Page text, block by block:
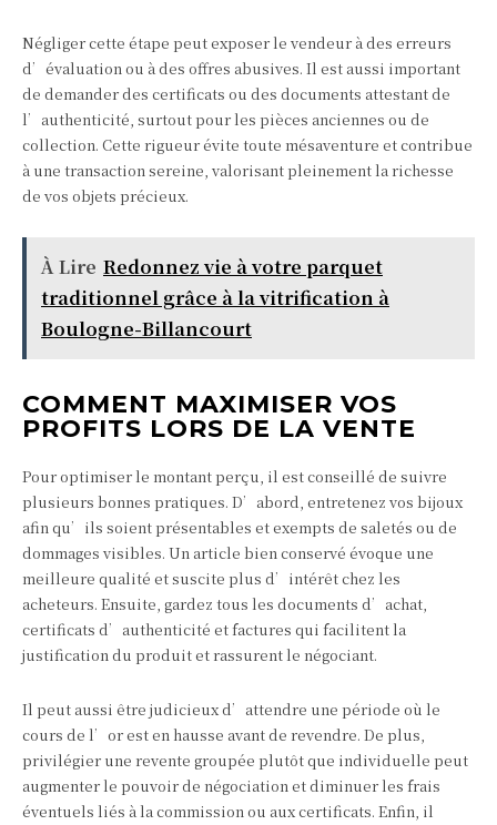
Négliger cette étape peut exposer le vendeur à des erreurs
d’évaluation ou à des offres abusives. Il est aussi important
de demander des certificats ou des documents attestant de
l’authenticité, surtout pour les pièces anciennes ou de
collection. Cette rigueur évite toute mésaventure et contribue
à une transaction sereine, valorisant pleinement la richesse
de vos objets précieux.
À Lire Redonnez vie à votre parquet
traditionnel grâce à la vitrification à
Boulogne-Billancourt
COMMENT MAXIMISER VOS
PROFITS LORS DE LA VENTE
Pour optimiser le montant perçu, il est conseillé de suivre
plusieurs bonnes pratiques. D’abord, entretenez vos bijoux
afin qu’ils soient présentables et exempts de saletés ou de
dommages visibles. Un article bien conservé évoque une
meilleure qualité et suscite plus d’intérêt chez les
acheteurs. Ensuite, gardez tous les documents d’achat,
certificats d’authenticité et factures qui facilitent la
justification du produit et rassurent le négociant.
Il peut aussi être judicieux d’attendre une période où le
cours de l’or est en hausse avant de revendre. De plus,
privilégier une revente groupée plutôt que individuelle peut
augmenter le pouvoir de négociation et diminuer les frais
éventuels liés à la commission ou aux certificats. Enfin, il